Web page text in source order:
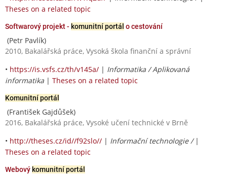
Theses on a related topic
Softwarový projekt - komunitní portál o cestování
(Petr Pavlík)
2010, Bakalářská práce, Vysoká škola finanční a správní
• https://is.vsfs.cz/th/v145a/ | Informatika / Aplikovaná
informatika | Theses on a related topic
Komunitní portál
(František Gajdůšek)
2016, Bakalářská práce, Vysoké učení technické v Brně
• http://theses.cz/id//f92slo// | Informační technologie / |
Theses on a related topic
Webový komunitní portál